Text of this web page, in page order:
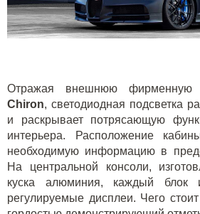
Отражая внешнюю фирменную
Chiron, светодиодная подсветка
и раскрывает потрясающую
интерьера. Расположение
необходимую информацию в
На центральной консоли,
куска алюминия, каждый блок
регулируемые дисплеи. Чего